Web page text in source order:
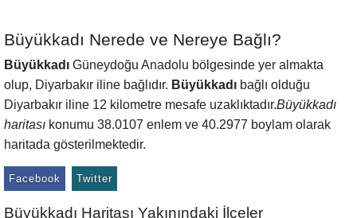
Büyükkadı Nerede ve Nereye Bağlı?
Büyükkadı Güneydoğu Anadolu bölgesinde yer almakta
olup, Diyarbakır iline bağlıdır. Büyükkadı bağlı olduğu
Diyarbakır iline 12 kilometre mesafe uzaklıktadır.Büyükkadı
haritası konumu 38.0107 enlem ve 40.2977 boylam olarak
haritada gösterilmektedir.
Facebook Twitter
Büyükkadı Haritası Yakınındaki İlçeler